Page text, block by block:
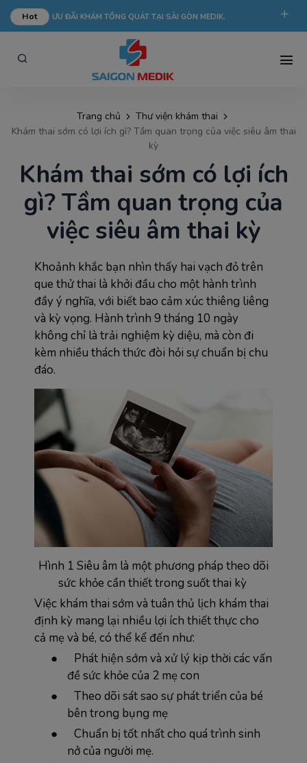
Hot ƯU ĐÃI KHÁM TỔNG QUÁT TẠI SÀI GÒN MEDIK.
phongkham@saigonmedik.com
Trang chủ
Thư viện khám thai
Khám thai sớm có lợi ích gì? Tầm quan trọng của việc siêu âm thai
kỳ
Khám thai sớm có lợi ích
gì? Tầm quan trọng của
việc siêu âm thai kỳ
Khoảnh khắc bạn nhìn thấy hai vạch đỏ trên
que thử thai là khởi đầu cho một hành trình
đầy ý nghĩa, với biết bao cảm xúc thiêng liêng
và kỳ vọng. Hành trình 9 tháng 10 ngày
không chỉ là trải nghiệm kỳ diệu, mà còn đi
kèm nhiều thách thức đòi hỏi sự chuẩn bị chu
đáo.
Hình 1 Siêu âm là một phương pháp theo dõi
sức khỏe cần thiết trong suốt thai kỳ
Việc khám thai sớm và tuân thủ lịch khám thai
định kỳ mang lại nhiều lợi ích thiết thực cho
cả mẹ và bé, có thể kể đến như:
●
Phát hiện sớm và xử lý kịp thời các vấn
đề sức khỏe của 2 mẹ con
●
Theo dõi sát sao sự phát triển của bé
bên trong bụng mẹ
●
Chuẩn bị tốt nhất cho quá trình sinh
nở của người mẹ.